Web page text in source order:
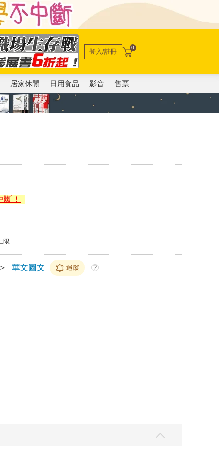
登入/註冊 0
居家休閒 日用食品 影音 售票
！
限
華文圖文 追蹤 ?